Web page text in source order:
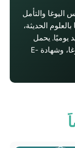
والتأمل
بالعلوم الحديثة،
يحمل
ديفيانش شهادة الماجستير في علوم اليوغا، وشهادة E-